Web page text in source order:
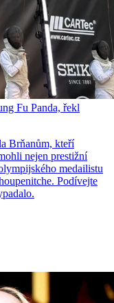
Fu Panda, řekl
Brňanům, kteří
nejen prestižní
medailistu
Podívejte